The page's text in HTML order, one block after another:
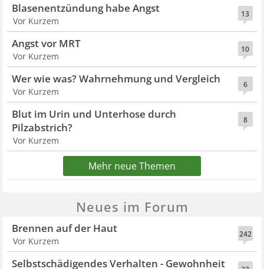
13
Blasenentzündung habe Angst
Vor Kurzem
10
Angst vor MRT
Vor Kurzem
6
Wer wie was? Wahrnehmung und Vergleich
Vor Kurzem
8
Blut im Urin und Unterhose durch
Pilzabstrich?
Vor Kurzem
Mehr neue Themen
Neues im Forum
242
Brennen auf der Haut
Vor Kurzem
Selbstschädigendes Verhalten - Gewohnheit